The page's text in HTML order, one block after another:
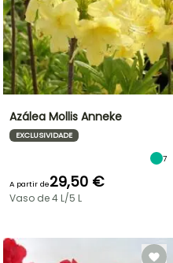
Azálea Mollis Anneke
EXCLUSIVIDADE
7
A partir de29,50 €
Vaso de 4 L/5 L